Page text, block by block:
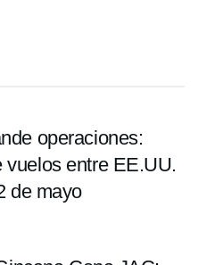
operaciones:
vuelos entre EE.UU.
de mayo